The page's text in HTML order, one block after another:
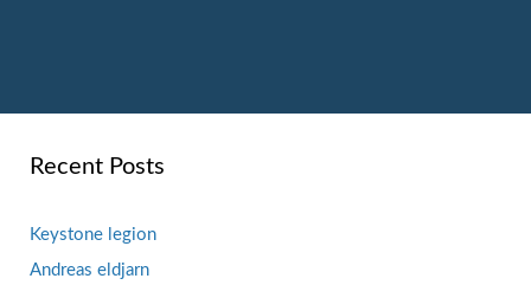
Recent Posts
Keystone legion
Andreas eldjarn